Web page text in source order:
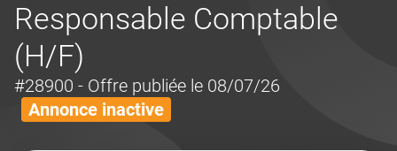
Responsable Comptable
(H/F)
#28900 - Offre publiée le 08/07/26
Annonce inactive